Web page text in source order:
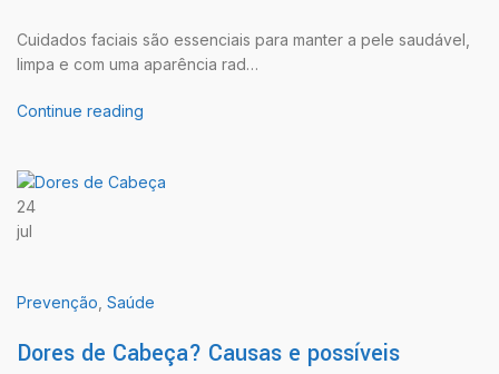
Cuidados faciais são essenciais para manter a pele saudável,
limpa e com uma aparência rad…
Continue reading
24
jul
Prevenção Saúde
Dores de Cabeça? Causas e possíveis